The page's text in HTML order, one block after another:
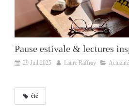
Pause estivale & lectures
29 Juil 2025 Laure Raffray
été